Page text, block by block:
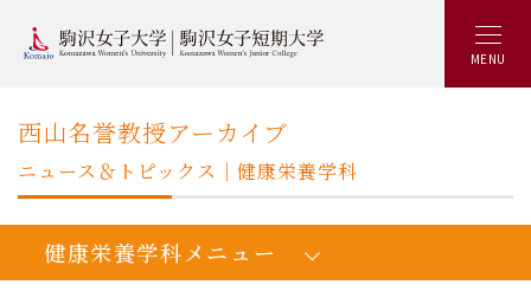
MENU
西山名誉教授アーカイブ
ニュース＆トピックス｜健康栄養学科
健康栄養学科メニュー